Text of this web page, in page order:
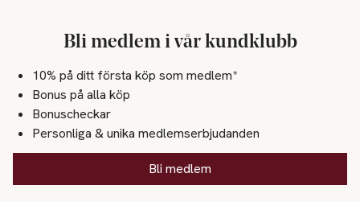
Bli medlem i vår kundklubb
10% på ditt första köp som medlem*
Bonus på alla köp
Bonuscheckar
Personliga & unika medlemserbjudanden
Bli medlem